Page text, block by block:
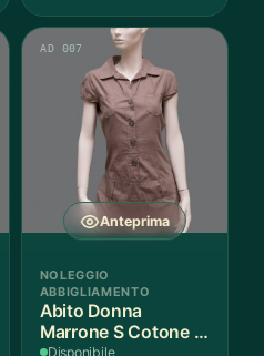
Anteprima
AD 007
NOLEGGIO
ABBIGLIAMENTO
Abito Donna
Marrone S Cotone -
Disponibile